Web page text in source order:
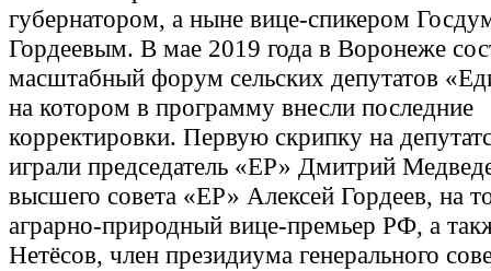
губернатором, а ныне вице-спикером
Гордеевым. В мае 2019 года в Воронеже
масштабный форум сельских депутатов
на котором в программу внесли последние
корректировки. Первую скрипку на
играли председатель «ЕР» Дмитрий
высшего совета «ЕР» Алексей Гордеев, на
аграрно-природный вице-премьер РФ, а
Нетёсов, член президиума генерального